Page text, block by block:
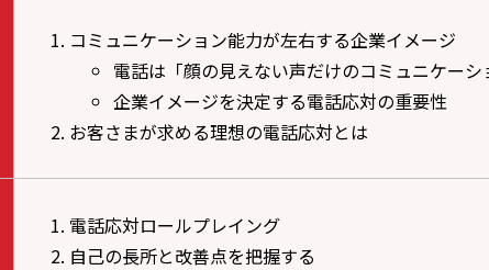
コミュニケーション能力が左右する企業イメージ
電話は「顔の見えない声だけのコミュニケー
企業イメージを決定する電話応対の重要性
お客さまが求める理想の電話応対とは
電話応対ロールプレイング
自己の長所と改善点を把握する